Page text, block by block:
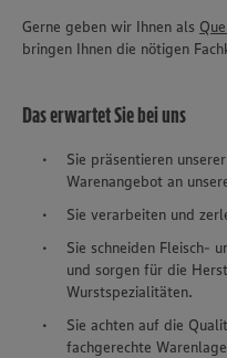
Gerne geben wir Ihnen als
bringen Ihnen die nötigen
Das erwartet Sie bei uns
Sie präsentieren
Warenangebot an
Sie verarbeiten und
Sie schneiden Fleisch-
und sorgen für die
Wurstspezialitäten.
Sie achten auf die
fachgerechte